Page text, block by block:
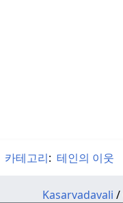
카테고리: 테인의 이웃
Kasarvadavali /